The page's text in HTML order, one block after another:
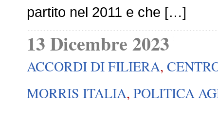
partito nel 2011 e che […]
13 Dicembre 2023
ACCORDI DI FILIERA,
MORRIS ITALIA, POLITICA